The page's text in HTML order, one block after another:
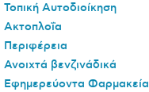
Τοπική Αυτοδιοίκηση
Ακτοπλοΐα
Περιφέρεια
Ανοιχτά βενζινάδικά
Εφημερεύοντα Φαρμακεία